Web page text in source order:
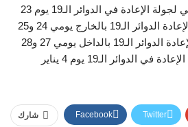
وجدت يبدأ الصمت الانتخابي لجولة الإعادة في الدوائر الـ19 يوم 23
ديسمبر، ويجرى التصويت لإعادة الدوائر الـ19 بالخارج يومي 24 و25
ديسمبر ويجرى التصويت لإعادة الدوائر الـ19 بالداخل يومي 27 و28
ديسمبر، وتعلن نتيجة جولة الإعادة في الدوائر الـ19 يوم 4 يناير
شارك Facebook Twitter